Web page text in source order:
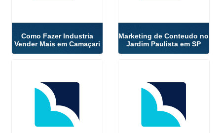
Como Fazer Industria
Vender Mais em Camaçari
Marketing de Conteudo no
Jardim Paulista em SP